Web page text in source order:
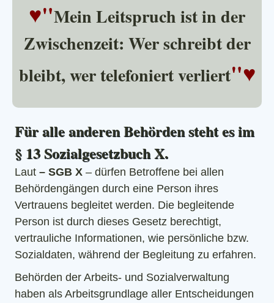
♥"Mein Leitspruch ist in der
Zwischenzeit: Wer schreibt der
bleibt, wer telefoniert verliert"♥
Für alle anderen Behörden steht es im
§ 13 Sozialgesetzbuch X.
Laut – SGB X – dürfen Betroffene bei allen
Behördengängen durch eine Person ihres
Vertrauens begleitet werden. Die begleitende
Person ist durch dieses Gesetz berechtigt,
vertrauliche Informationen, wie persönliche bzw.
Sozialdaten, während der Begleitung zu erfahren.
Behörden der Arbeits- und Sozialverwaltung
haben als Arbeitsgrundlage aller Entscheidungen